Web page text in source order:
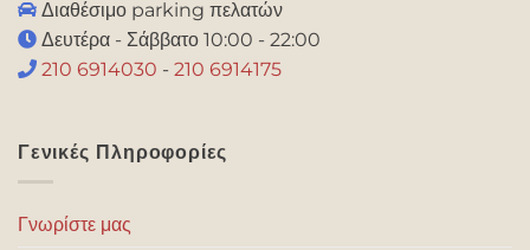
Διαθέσιμο parking πελατών
Δευτέρα - Σάββατο 10:00 - 22:00
210 6914030 - 210 6914175
Γενικές Πληροφορίες
Γνωρίστε μας